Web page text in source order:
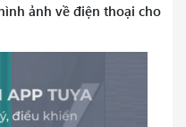
ảnh về điện thoại cho